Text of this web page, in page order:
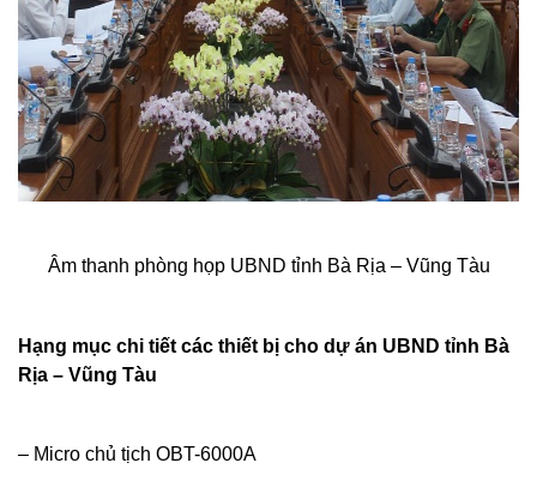
Âm thanh phòng họp UBND tỉnh Bà Rịa – Vũng Tàu
Hạng mục chi tiết các thiết bị cho dự án UBND tỉnh Bà
Rịa – Vũng Tàu
– Micro chủ tịch OBT-6000A